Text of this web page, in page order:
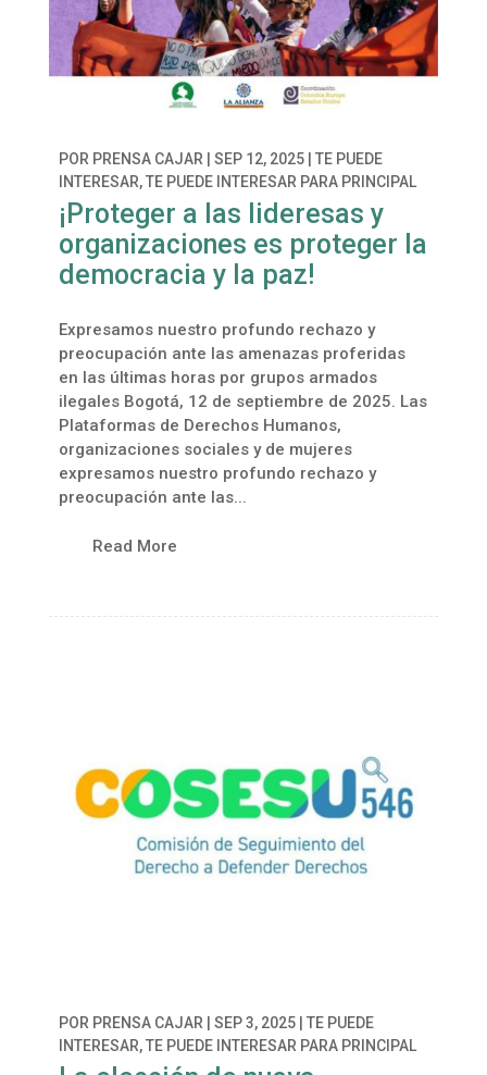
POR PRENSA CAJAR| SEP 12, 2025| TE PUEDE
INTERESAR,TE PUEDE INTERESAR PARA PRINCIPAL
¡Proteger a las lideresas y
organizaciones es proteger la
democracia y la paz!
Expresamos nuestro profundo rechazo y
preocupación ante las amenazas proferidas
en las últimas horas por grupos armados
ilegales Bogotá, 12 de septiembre de 2025. Las
Plataformas de Derechos Humanos,
organizaciones sociales y de mujeres
expresamos nuestro profundo rechazo y
preocupación ante las...
Read More
POR PRENSA CAJAR| SEP 3, 2025| TE PUEDE
INTERESAR,TE PUEDE INTERESAR PARA PRINCIPAL